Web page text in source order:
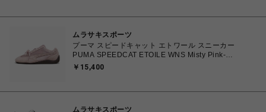
ムラサキスポーツ
プーマ スピードキャット エトワール スニーカー
PUMA SPEEDCAT ETOILE WNS Misty Pink-
Chocolate Fondue 23.0cm～25.0㎝ 407673_03
￥15,400
ムラサキスポーツ